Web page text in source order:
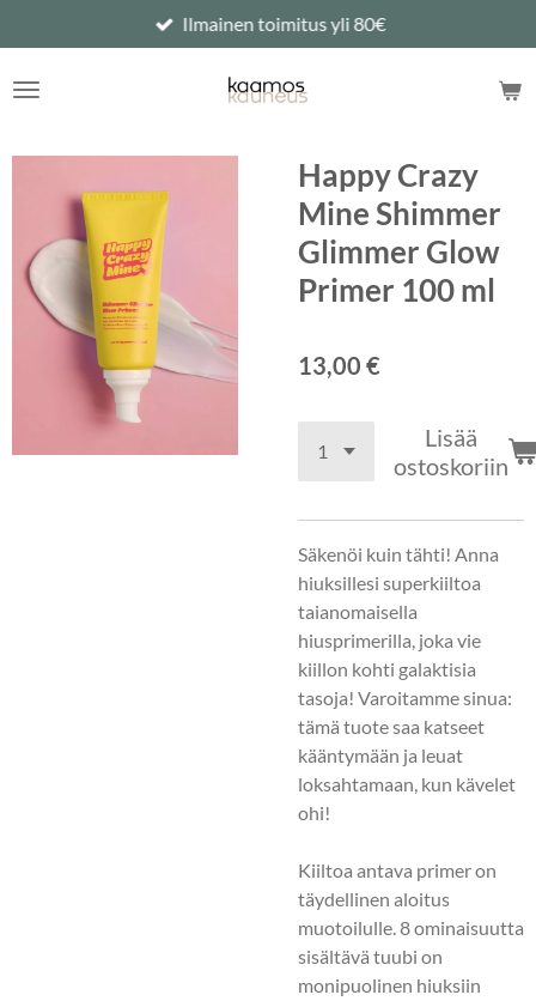
pääsisältöön
Ilmainen toimitus yli 80€
Happy Crazy
Mine Shimmer
Glimmer Glow
Primer 100 ml
13,00 €
Lisää
ostoskoriin
Säkenöi kuin tähti! Anna
hiuksillesi superkiiltoa
taianomaisella
hiusprimerilla, joka vie
kiillon kohti galaktisia
tasoja! Varoitamme sinua:
tämä tuote saa katseet
kääntymään ja leuat
loksahtamaan, kun kävelet
ohi!
Kiiltoa antava primer on
täydellinen aloitus
muotoilulle. 8 ominaisuutta
sisältävä tuubi on
monipuolinen hiuksiin